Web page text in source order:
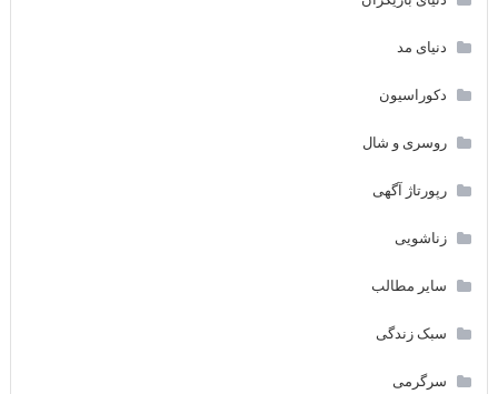
دنیای مد
دکوراسیون
روسری و شال
رپورتاژ آگهی
زناشویی
سایر مطالب
سبک زندگی
سرگرمی